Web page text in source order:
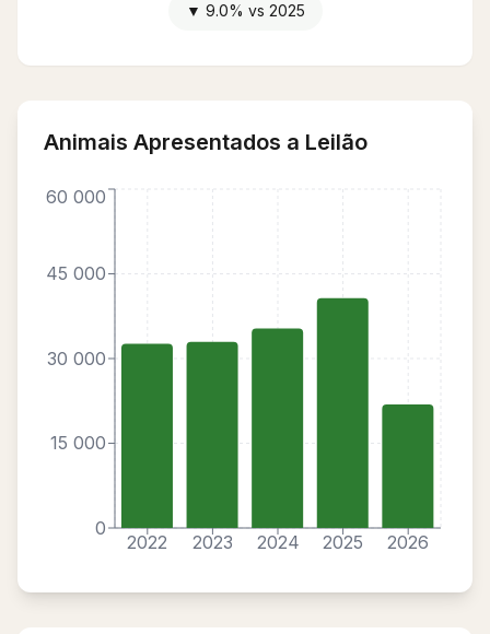
▼ 9.0% vs 2025
Animais Apresentados a Leilão
2022 2023 2024 2025 2026
0
15 000
30 000
45 000
60 000